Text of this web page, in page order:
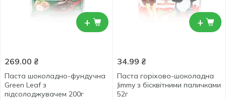
+
269.00 ₴
Паста шоколадно-фундучна
Green Leaf з
підсолоджувачем 200г
+
34.99 ₴
Паста горіхово-шоколадна
Jimmy з бісквітними паличками
52г